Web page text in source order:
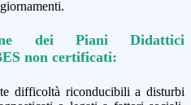
dei Piani Didattici
non certificati:
difficoltà riconducibili a disturbi